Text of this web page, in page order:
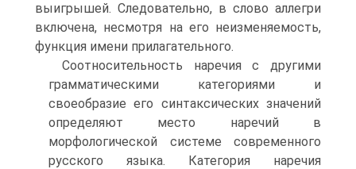
выигрышей. Следовательно, в слово аллегри
включена, несмотря на его неизменяемость,
функция имени прилагательного.
Соотносительность наречия с другими
грамматическими категориями и
своеобразие его синтаксических значений
определяют место наречий в
морфологической системе современного
русского языка. Категория наречия